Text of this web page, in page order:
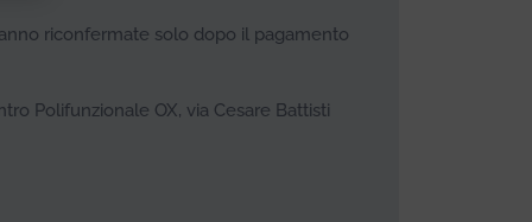
riconfermate solo dopo il pagamento
Polifunzionale OX, via Cesare Battisti